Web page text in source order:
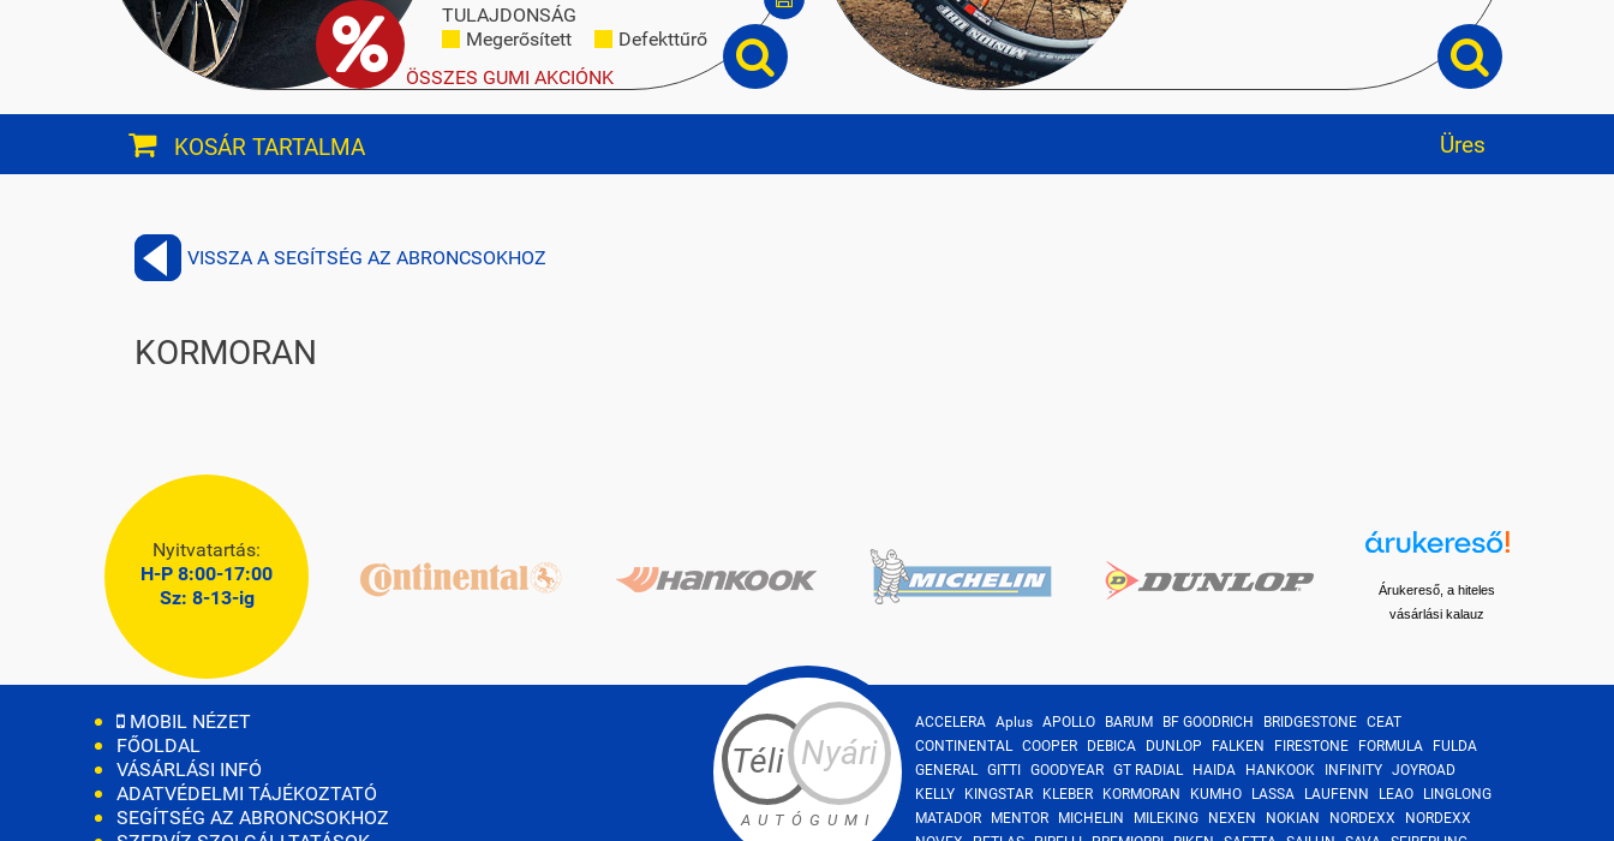
TULAJDONSÁG
Megerősített
Defekttűrő
ÖSSZES GUMI AKCIÓNK
KOSÁR TARTALMA Üres
VISSZA A SEGÍTSÉG AZ ABRONCSOKHOZ
KORMORAN
Nyitvatartás:
H-P 8:00-17:00
Sz: 8-13-ig
Árukereső, a hiteles
vásárlási kalauz
MOBIL NÉZET
FŐOLDAL
VÁSÁRLÁSI INFÓ
ADATVÉDELMI TÁJÉKOZTATÓ
SEGÍTSÉG AZ ABRONCSOKHOZ
Téli Nyári
AUTÓGUMI
ACCELERA Aplus APOLLO BARUM BF GOODRICH BRIDGESTONE CEAT
CONTINENTAL
COOPER DEBICA DUNLOP FALKEN FIRESTONE FORMULA FULDA
GENERAL
GITTI GOODYEAR GT RADIAL HAIDA HANKOOK INFINITY JOYROAD
KELLY KINGSTAR KLEBER KORMORAN KUMHO LASSA LAUFENN LEAO LINGLONG
MATADOR MENTOR MICHELIN MILEKING NEXEN NOKIAN NORDEXX
NORDEXX